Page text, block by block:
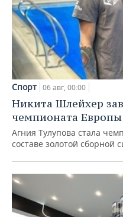
Спорт 06 авг, 00:00
Никита Шлейхер
чемпионата Европы
Агния Тулупова стала
составе золотой сборной